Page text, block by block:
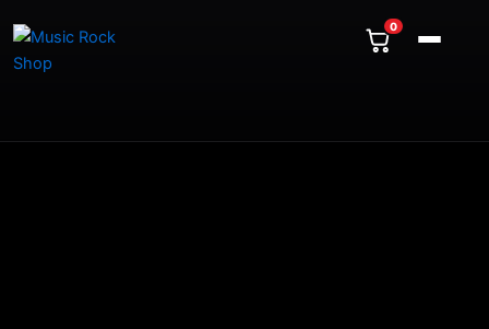
0
contenido
cantidad